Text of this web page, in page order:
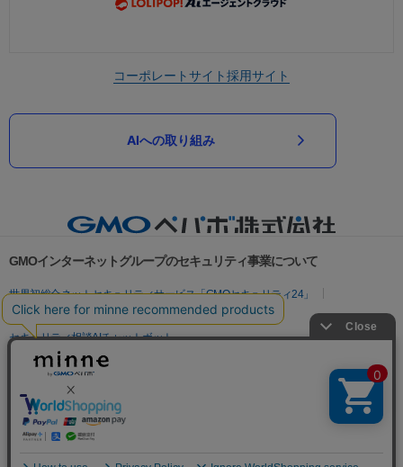
コーポレートサイト採用サイト
AIへの取り組み
GMOインターネットグループのセキュリティ事業について
世界初総合ネットセキュリティサービス「GMOセキュリティ24」
パスワード漏洩診断
Webサイトリスク診断
セキュリティ相談AIチャットボット
実在証明・盗聴対策
サイバー攻撃対策（GMO Flatt Security）
セキュリティ事業の軌跡